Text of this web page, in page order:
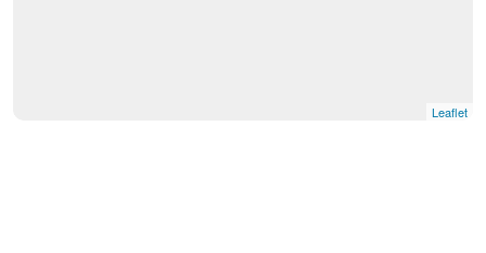
Leaflet